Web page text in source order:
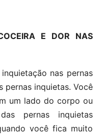
E DOR NAS
nas pernas
pernas inquietas. Você
um lado do corpo ou
pernas inquietas
você fica muito